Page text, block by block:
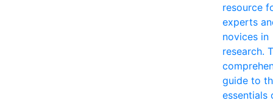
resource
experts
novices in
research.
guide to
essentials